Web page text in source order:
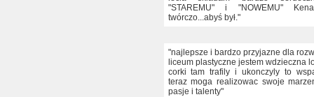
"STAREMU" i "NOWEMU"
twórczo...abyś był."
"najlepsze i bardzo przyjazne dla
liceum plastyczne jestem wdzieczna
corki tam trafily i ukonczyly to
teraz moga realizowac swoje
pasje i talenty"